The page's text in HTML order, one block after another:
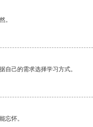
。
自己的需求选择学习方式。
忘怀。